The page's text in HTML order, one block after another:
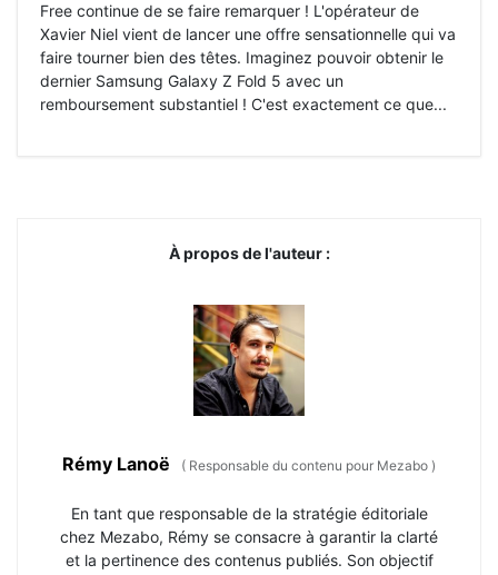
Free continue de se faire remarquer ! L'opérateur de
Xavier Niel vient de lancer une offre sensationnelle qui va
faire tourner bien des têtes. Imaginez pouvoir obtenir le
dernier Samsung Galaxy Z Fold 5 avec un
remboursement substantiel ! C'est exactement ce que...
À propos de l'auteur :
Rémy Lanoë ( Responsable du contenu pour Mezabo )
En tant que responsable de la stratégie éditoriale
chez Mezabo, Rémy se consacre à garantir la clarté
et la pertinence des contenus publiés. Son objectif